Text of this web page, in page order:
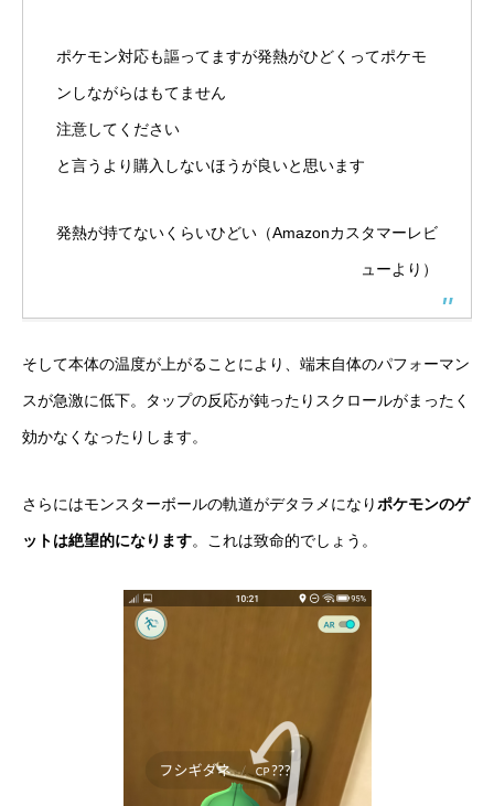
ポケモン対応も謳ってますが発熱がひどくってポケモ
ンしながらはもてません
注意してください
と言うより購入しないほうが良いと思います
発熱が持てないくらいひどい（Amazonカスタマーレビ
ューより）
そして本体の温度が上がることにより、端末自体のパフォーマン
スが急激に低下。タップの反応が鈍ったりスクロールがまったく
効かなくなったりします。
さらにはモンスターボールの軌道がデタラメになりポケモンのゲ
ットは絶望的になります。これは致命的でしょう。